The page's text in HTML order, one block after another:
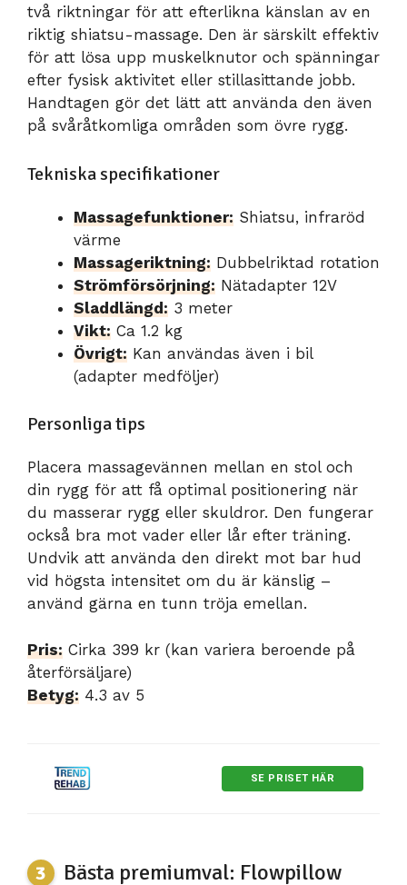
två riktningar för att efterlikna känslan av en
riktig shiatsu-massage. Den är särskilt effektiv
för att lösa upp muskelknutor och spänningar
efter fysisk aktivitet eller stillasittande jobb.
Handtagen gör det lätt att använda den även
på svåråtkomliga områden som övre rygg.
Tekniska specifikationer
Massagefunktioner: Shiatsu, infraröd
värme
Massageriktning: Dubbelriktad rotation
Strömförsörjning: Nätadapter 12V
Sladdlängd: 3 meter
Vikt: Ca 1.2 kg
Övrigt: Kan användas även i bil
(adapter medföljer)
Personliga tips
Placera massagevännen mellan en stol och
din rygg för att få optimal positionering när
du masserar rygg eller skuldror. Den fungerar
också bra mot vader eller lår efter träning.
Undvik att använda den direkt mot bar hud
vid högsta intensitet om du är känslig –
använd gärna en tunn tröja emellan.
Pris: Cirka 399 kr (kan variera beroende på
återförsäljare)
Betyg: 4.3 av 5
SE PRISET HÄR
Bästa premiumval: Flowpillow